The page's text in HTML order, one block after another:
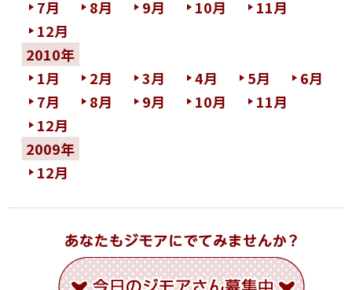
7月
8月 9月 10月
11月
12月
2010年
1月
2月 3月 4月 5月
6月
7月
8月 9月 10月
11月
12月
2009年
12月